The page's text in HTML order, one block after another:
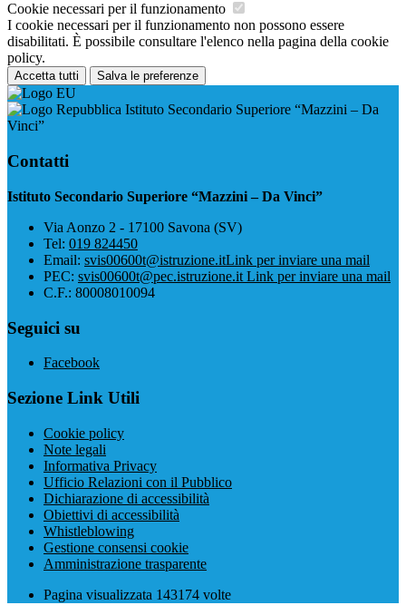
Cookie necessari per il funzionamento
I cookie necessari per il funzionamento non possono essere
disabilitati. È possibile consultare l'elenco nella pagina della cookie
policy.
Accetta tutti Salva le preferenze
Istituto Secondario Superiore “Mazzini – Da
Vinci”
Contatti
Istituto Secondario Superiore “Mazzini – Da Vinci”
Via Aonzo 2 - 17100 Savona (SV)
Tel: 019 824450
Email: svis00600t@istruzione.itLink per inviare una mail
PEC: svis00600t@pec.istruzione.it Link per inviare una mail
C.F.: 80008010094
Seguici su
Facebook
Sezione Link Utili
Cookie policy
Note legali
Informativa Privacy
Ufficio Relazioni con il Pubblico
Dichiarazione di accessibilità
Obiettivi di accessibilità
Whistleblowing
Gestione consensi cookie
Amministrazione trasparente
Pagina visualizzata 143174 volte